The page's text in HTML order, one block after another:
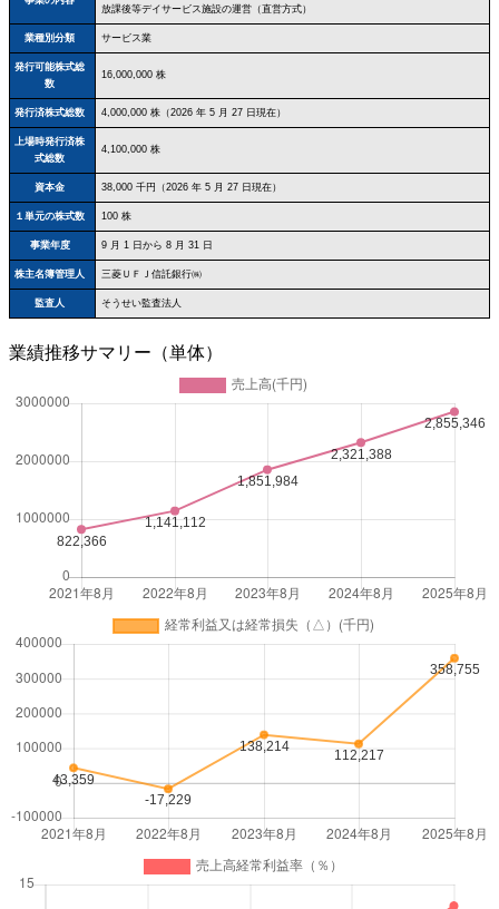
放課後等デイサービス施設の運営（直営方式）
業種別分類 サービス業
発行可能株式総
数
16,000,000 株
発行済株式総数 4,000,000 株（2026 年 5 月 27 日現在）
上場時発行済株
式総数
4,100,000 株
資本金 38,000 千円（2026 年 5 月 27 日現在）
１単元の株式数 100 株
事業年度 9 月 1 日から 8 月 31 日
株主名簿管理人 三菱ＵＦＪ信託銀行㈱
監査人 そうせい監査法人
業績推移サマリー（単体）